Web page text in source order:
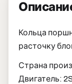
Кольца
расточку
Страна
Двигатель: